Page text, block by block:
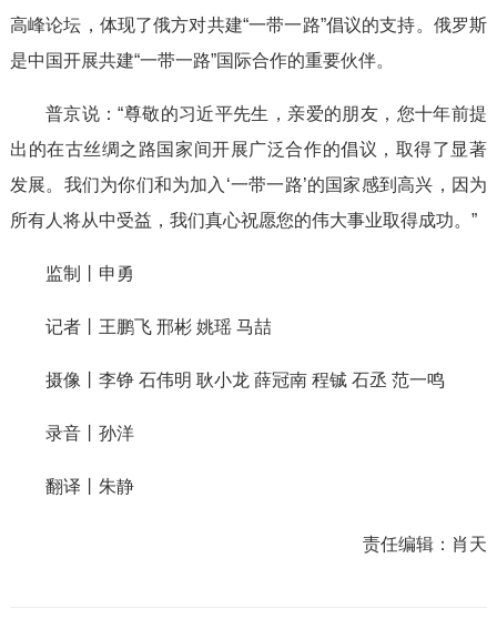
高峰论坛，体现了俄方对共建“一带一路”倡议的支持。俄罗斯
是中国开展共建“一带一路”国际合作的重要伙伴。
普京说：“尊敬的习近平先生，亲爱的朋友，您十年前提
出的在古丝绸之路国家间开展广泛合作的倡议，取得了显著
发展。我们为你们和为加入‘一带一路’的国家感到高兴，因为
所有人将从中受益，我们真心祝愿您的伟大事业取得成功。”
监制丨申勇
记者丨王鹏飞 邢彬 姚瑶 马喆
摄像丨李铮 石伟明 耿小龙 薛冠南 程铖 石丞 范一鸣
录音丨孙洋
翻译丨朱静
责任编辑： 肖天